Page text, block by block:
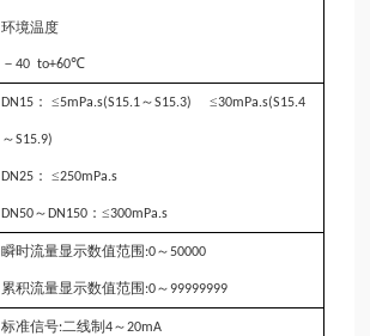
环境温度
－40 to+60℃
DN15 ： ≤5mPa.s(S15.1～S15.3)≤30mPa.s(S15.4
～S15.9)
DN25 ： ≤250mPa.s
DN50～DN150 ：≤300mPa.s
瞬时流量显示数值范围:0～ 50000
累积流量显示数值范围:0～99999999
标准信号:二线制4～ 20mA